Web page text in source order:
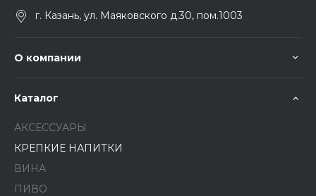
г. Казань, ул. Маяковского д.30, пом.1003
О компании
Каталог
АКСЕССУАРЫ
КРЕПКИЕ НАПИТКИ
ВИНА
ПИВО